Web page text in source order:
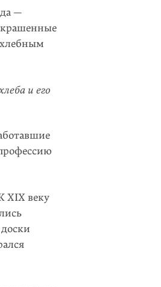
—
и его
XIX веку